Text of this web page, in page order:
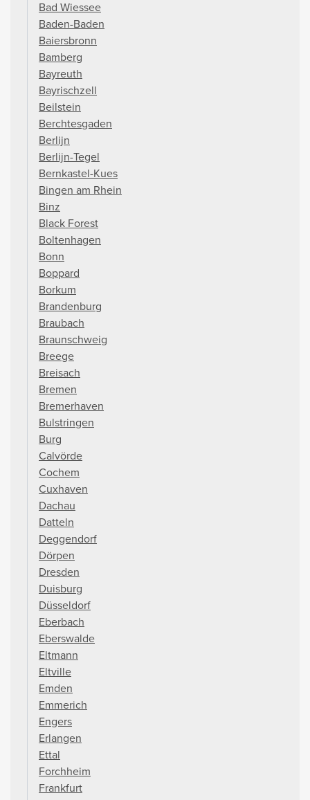
Bad Wiessee
Baden-Baden
Baiersbronn
Bamberg
Bayreuth
Bayrischzell
Beilstein
Berchtesgaden
Berlijn
Berlijn-Tegel
Bernkastel-Kues
Bingen am Rhein
Binz
Black Forest
Boltenhagen
Bonn
Boppard
Borkum
Brandenburg
Braubach
Braunschweig
Breege
Breisach
Bremen
Bremerhaven
Bulstringen
Burg
Calvörde
Cochem
Cuxhaven
Dachau
Datteln
Deggendorf
Dörpen
Dresden
Duisburg
Düsseldorf
Eberbach
Eberswalde
Eltmann
Eltville
Emden
Emmerich
Engers
Erlangen
Ettal
Forchheim
Frankfurt